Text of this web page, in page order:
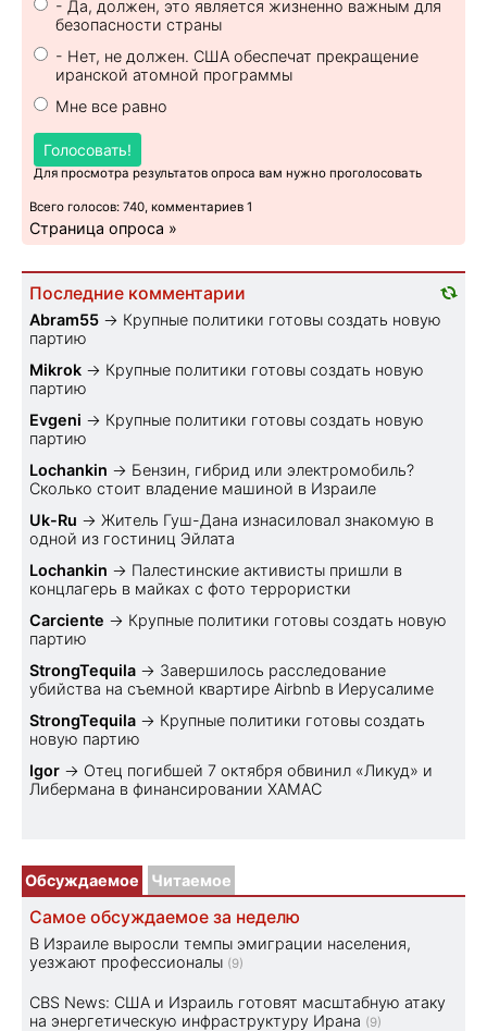
- Да, должен, это является жизненно важным для
безопасности страны
- Нет, не должен. США обеспечат прекращение
иранской атомной программы
Мне все равно
Голосовать!
Для просмотра результатов опроса вам нужно проголосовать
Всего голосов: 740, комментариев 1
Страница опроса »
Последние комментарии
Abram55 → Крупные политики готовы создать новую
партию
Mikrok → Крупные политики готовы создать новую
партию
Evgeni → Крупные политики готовы создать новую
партию
Lochankin → Бензин, гибрид или электромобиль?
Cколько стоит владение машиной в Израиле
Uk-Ru → Житель Гуш-Дана изнасиловал знакомую в
одной из гостиниц Эйлата
Lochankin → Палестинские активисты пришли в
концлагерь в майках с фото террористки
Carciente → Крупные политики готовы создать новую
партию
StrongTequila → Завершилось расследование
убийства на съемной квартире Airbnb в Иерусалиме
StrongTequila → Крупные политики готовы создать
новую партию
Igor → Отец погибшей 7 октября обвинил «Ликуд» и
Либермана в финансировании ХАМАС
Обсуждаемое Читаемое
Самое обсуждаемое за неделю
В Израиле выросли темпы эмиграции населения,
уезжают профессионалы (9)
CBS News: США и Израиль готовят масштабную атаку
на энергетическую инфраструктуру Ирана (9)